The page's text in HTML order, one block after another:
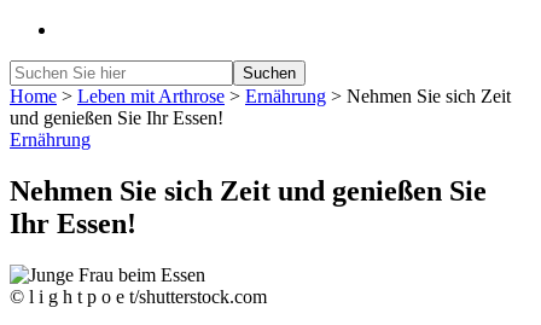
Home > Leben mit Arthrose > Ernährung > Nehmen Sie sich Zeit
und genießen Sie Ihr Essen!
Ernährung
Nehmen Sie sich Zeit und genießen Sie
Ihr Essen!
© l i g h t p o e t/shutterstock.com